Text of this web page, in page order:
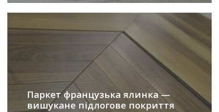
Паркет французька ялинка —
вишукане підлогове покриття